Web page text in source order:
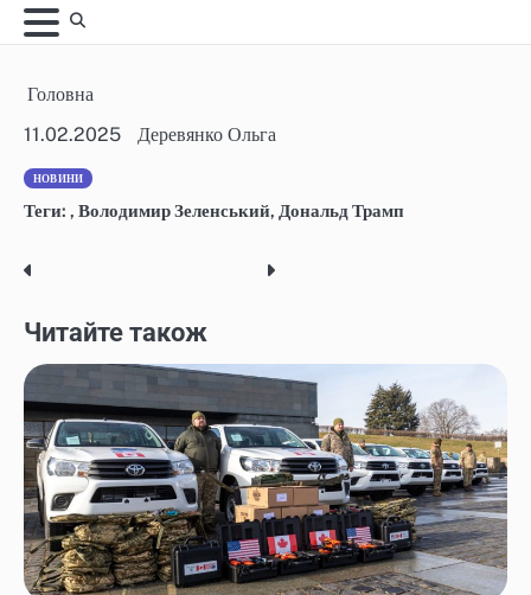
Skip
to
Головна
11.02.2025
Деревянко Ольга
НОВИНИ
Теги: , Володимир Зеленський, Дональд Трамп
Post
navigation
Читайте також